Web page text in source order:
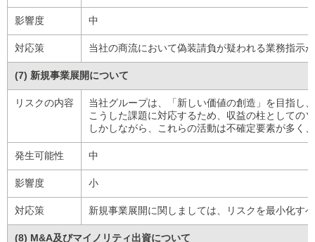
影響度 中
対応策 当社の商流において偽装請負が疑われる業務指示
(7) 新規事業展開について
リスクの内容
当社グループは、「新しい価値の創造」を目指し
こうした課題に対応するため、収益の柱としての
しかしながら、これらの活動は不確定要素が多く
発生可能性 中
影響度 小
対応策 新規事業展開に関しましては、リスクを最小化す
(8) M&A及びマイノリティ出資について